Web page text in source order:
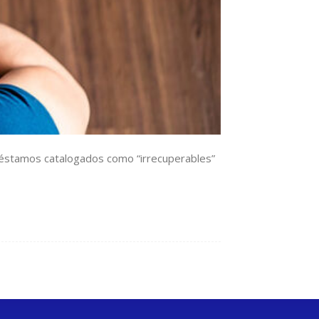
catalogados como “irrecuperables”